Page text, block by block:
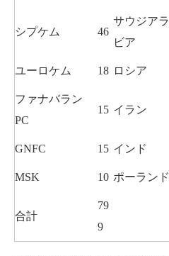
シプケム 46
サウジアラ
ビア
ユーロケム 18 ロシア
ファナバラン
PC
15 イラン
GNFC 15 インド
MSK 10 ポーランド
合計
79
9